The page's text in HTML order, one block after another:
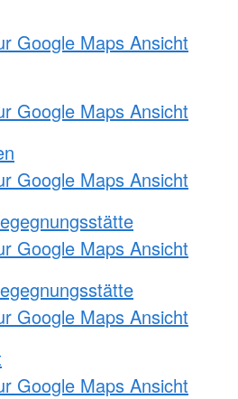
Google Maps Ansicht
Google Maps Ansicht
Google Maps Ansicht
Google Maps Ansicht
Google Maps Ansicht
Google Maps Ansicht